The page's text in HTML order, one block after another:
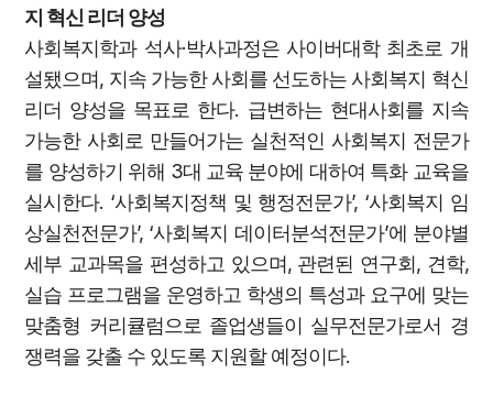
지 혁신 리더 양성
사회복지학과 석사·박사과정은 사이버대학 최초로 개
설됐으며, 지속 가능한 사회를 선도하는 사회복지 혁신
리더 양성을 목표로 한다. 급변하는 현대사회를 지속
가능한 사회로 만들어가는 실천적인 사회복지 전문가
를 양성하기 위해 3대 교육 분야에 대하여 특화 교육을
실시한다. ‘사회복지정책 및 행정전문가’, ‘사회복지 임
상실천전문가’, ‘사회복지 데이터분석전문가’에 분야별
세부 교과목을 편성하고 있으며, 관련된 연구회, 견학,
실습 프로그램을 운영하고 학생의 특성과 요구에 맞는
맞춤형 커리큘럼으로 졸업생들이 실무전문가로서 경
쟁력을 갖출 수 있도록 지원할 예정이다.